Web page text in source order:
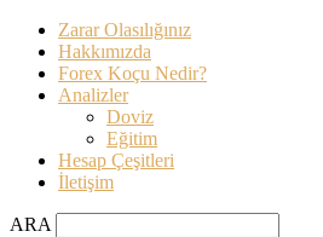
Zarar Olasılığınız
Hakkımızda
Forex Koçu Nedir?
Analizler
Doviz
Eğitim
Hesap Çeşitleri
İletişim
ARA